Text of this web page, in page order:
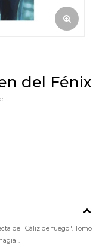
del Fénix
de "Cáliz de fuego". Tomo